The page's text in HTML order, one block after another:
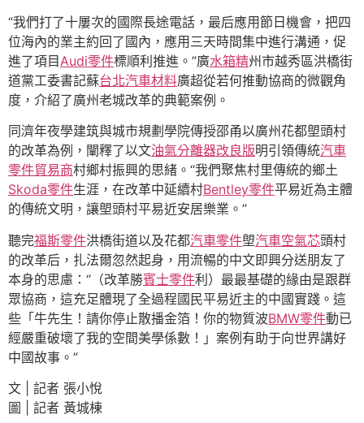
“我們打了十屢次的國際長途電話，最后應用節日機會，把四
位海內的業主約回了國內，應用三天時間集中進行溝通，促
進了項目Audi零件標順利推進。”廣水箱精州市越秀區洪橋街
道黨工委書記蘇台北汽車材料廣超從若何推動協商的微觀角
度，介紹了廣州老城改革的典範案例。
同濟年夜學建筑與城市規劃學院傳授邵甬以廣州花都塱頭村
的改革為例，闡釋了以文油氣分離器改良版明引領傳統汽車
零件貿易商村鄉村振興的思緒。“我們聚焦村里傳統的鄉土
Skoda零件生涯，在改革中延續村Bentley零件平易近為主體
的傳統文明，讓塱頭村平易近安居樂業。”
聽完福斯零件洪橋街道以及花都汽車零件塱汽車空氣芯頭村
的改革后，扎法爾忽然起身，用流暢的中文即興分送朋友了
本身的思慮：“（改革勝賓士零件利）最最基礎的緣由是跟群
眾協商，這充足體現了全過程國民平易近主的中國實踐。這
些「牛先生！請你停止散播金箔！你的物質波BMW零件動已
經嚴重破壞了我的空間美學係數！」案例有助于向世界講好
中國故事。”
文 | 記者 張小悅
圖 | 記者 黃城棟